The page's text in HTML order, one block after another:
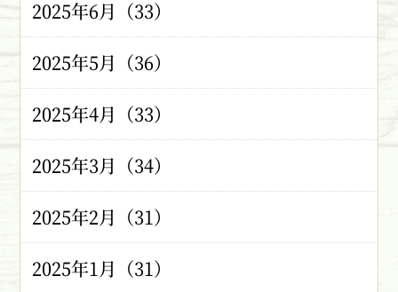
2025年6月（33）
2025年5月（36）
2025年4月（33）
2025年3月（34）
2025年2月（31）
2025年1月（31）